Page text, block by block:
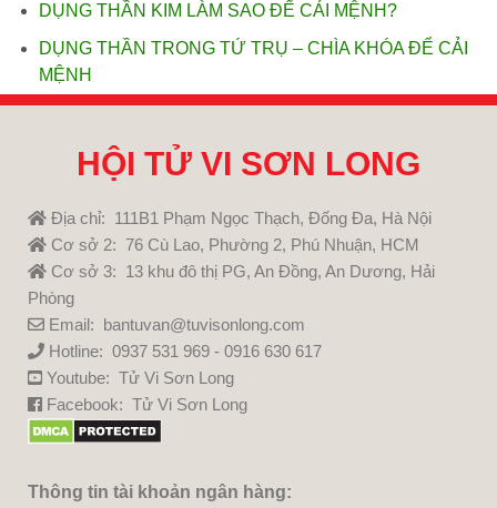
DỤNG THẦN KIM LÀM SAO ĐỂ CẢI MỆNH?
DỤNG THẦN TRONG TỨ TRỤ – CHÌA KHÓA ĐỂ CẢI
MỆNH
HỘI TỬ VI SƠN LONG
Địa chỉ: 111B1 Phạm Ngọc Thạch, Đống Đa, Hà Nội
Cơ sở 2: 76 Cù Lao, Phường 2, Phú Nhuận, HCM
Cơ sở 3: 13 khu đô thị PG, An Đồng, An Dương, Hải
Phòng
Email: bantuvan@tuvisonlong.com
Hotline: 0937 531 969 - 0916 630 617
Youtube: Tử Vi Sơn Long
Facebook: Tử Vi Sơn Long
Thông tin tài khoản ngân hàng: